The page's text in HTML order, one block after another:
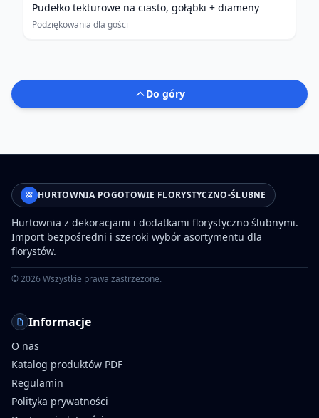
Pudełko tekturowe na ciasto, gołąbki + diameny
Podziękowania dla gości
Do góry
HURTOWNIA POGOTOWIE FLORYSTYCZNO-ŚLUBNE
Hurtownia z dekoracjami i dodatkami florystyczno ślubnymi.
Import bezpośredni i szeroki wybór asortymentu dla
florystów.
©2026Wszystkie prawa zastrzeżone.
Informacje
O nas
Katalog produktów PDF
Regulamin
Polityka prywatności